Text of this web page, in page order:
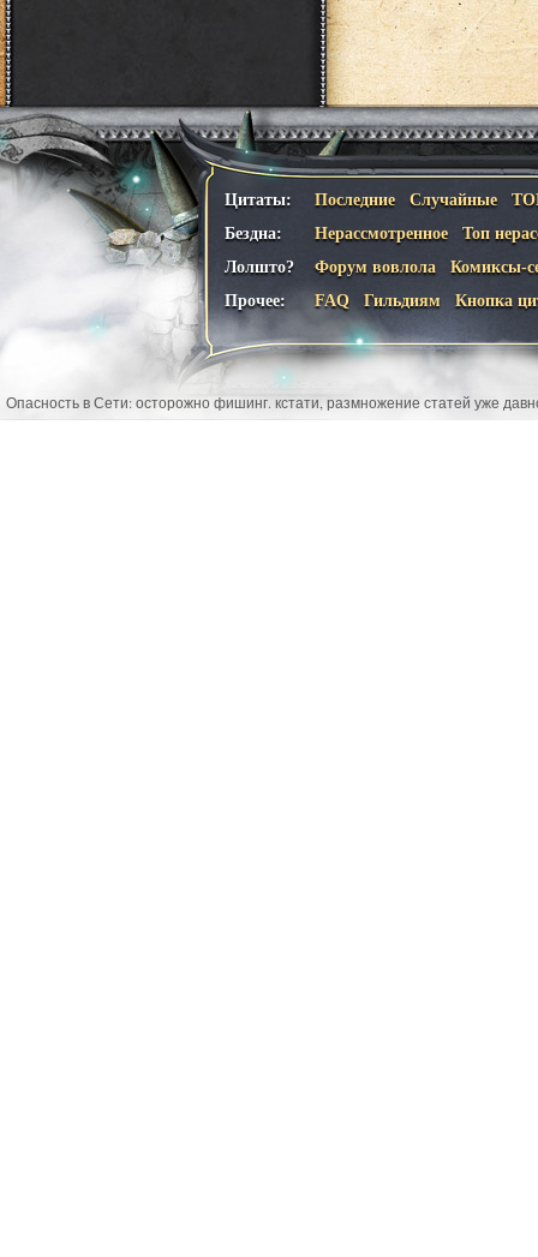
Цитаты: Последние Случайные
Бездна:
Нерассмотренное
Топ
Лолшто?
Форум вовлола
Комиксы-
Прочее:
FAQ Гильдиям Кнопка
Опасность в Сети: осторожно фишинг. кстати, размножение статей уже